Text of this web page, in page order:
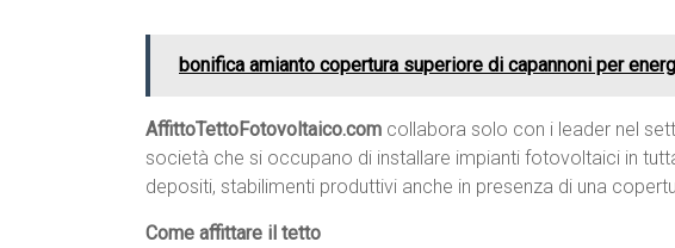
bonifica amianto copertura superiore di capannoni per
AffittoTettoFotovoltaico.com collabora solo con i leader nel
società che si occupano di installare impianti fotovoltaici in
depositi, stabilimenti produttivi anche in presenza di una
Come affittare il tetto